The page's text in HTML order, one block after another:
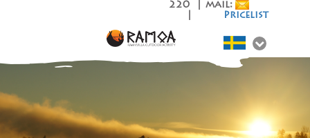
220 | mail:
Pricelist